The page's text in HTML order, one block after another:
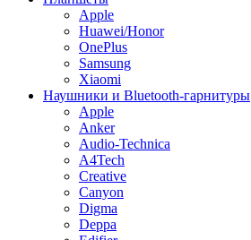
Apple
Huawei/Honor
OnePlus
Samsung
Xiaomi
Наушники и Bluetooth-гарнитуры
Apple
Anker
Audio-Technica
A4Tech
Creative
Canyon
Digma
Deppa